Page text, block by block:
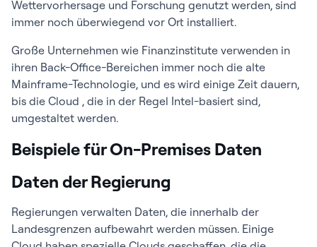
Wettervorhersage und Forschung genutzt werden, sind
immer noch überwiegend vor Ort installiert.
Große Unternehmen wie Finanzinstitute verwenden in
ihren Back-Office-Bereichen immer noch die alte
Mainframe-Technologie, und es wird einige Zeit dauern,
bis die Cloud , die in der Regel Intel-basiert sind,
umgestaltet werden.
Beispiele für On-Premises Daten
Daten der Regierung
Regierungen verwalten Daten, die innerhalb der
Landesgrenzen aufbewahrt werden müssen. Einige